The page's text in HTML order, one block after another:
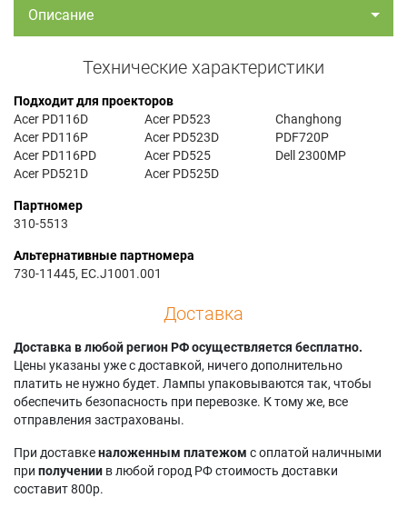
Описание
Технические характеристики
Подходит для проекторов
Acer PD116D
Acer PD116P
Acer PD116PD
Acer PD521D
Acer PD523
Acer PD523D
Acer PD525
Acer PD525D
Changhong
PDF720P
Dell 2300MP
Партномер
310-5513
Альтернативные партномера
730-11445, EC.J1001.001
Доставка
Доставка в любой регион РФ осуществляется бесплатно.
Цены указаны уже с доставкой, ничего дополнительно
платить не нужно будет. Лампы упаковываются так, чтобы
обеспечить безопасность при перевозке. К тому же, все
отправления застрахованы.
При доставкеналоженным платежом с оплатой наличными
при получении в любой город РФ стоимость доставки
составит 800р.